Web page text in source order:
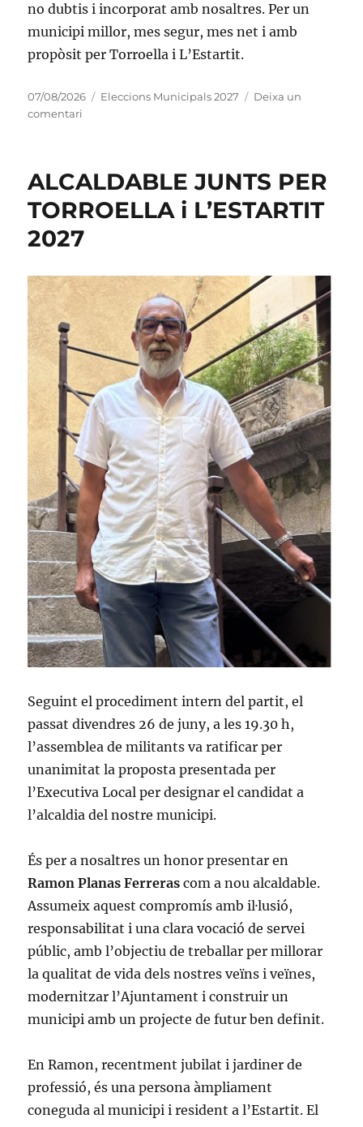
no dubtis i incorporat amb nosaltres. Per un
municipi millor, mes segur, mes net i amb
propòsit per Torroella i L’Estartit.
Publicat
el
07/08/2026 Categories
Eleccions Municipals 2027
Deixa un
comentari
MUNICIPALS
ALCALDABLE JUNTS PER
TORROELLA i L’ESTARTIT
2027
Seguint el procediment intern del partit, el
passat divendres 26 de juny, a les 19.30 h,
l’assemblea de militants va ratificar per
unanimitat la proposta presentada per
l’Executiva Local per designar el candidat a
l’alcaldia del nostre municipi.
És per a nosaltres un honor presentar en
Ramon Planas Ferreras com a nou alcaldable.
Assumeix aquest compromís amb il·lusió,
responsabilitat i una clara vocació de servei
públic, amb l’objectiu de treballar per millorar
la qualitat de vida dels nostres veïns i veïnes,
modernitzar l’Ajuntament i construir un
municipi amb un projecte de futur ben definit.
En Ramon, recentment jubilat i jardiner de
professió, és una persona àmpliament
coneguda al municipi i resident a l’Estartit. El